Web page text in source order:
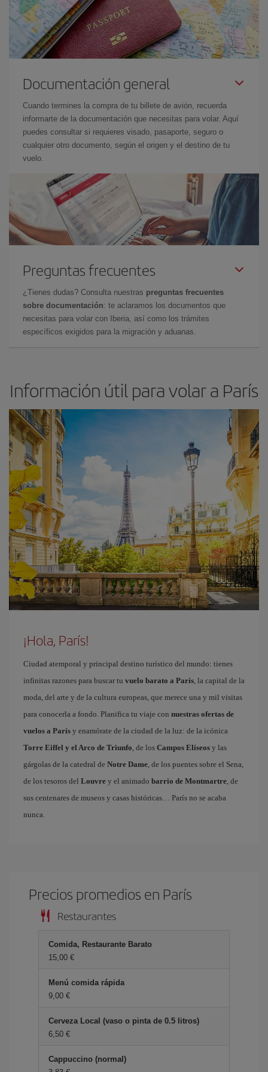
Documentación general
Cuando termines la compra de tu billete de avión, recuerda
informarte de la documentación que necesitas para volar. Aquí
puedes consultar si requieres visado, pasaporte, seguro o
cualquier otro documento, según el origen y el destino de tu
vuelo.
Preguntas frecuentes
¿Tienes dudas? Consulta nuestras preguntas frecuentes
sobre documentación: te aclaramos los documentos que
necesitas para volar con Iberia, así como los trámites
específicos exigidos para la migración y aduanas.
Información útil para volar a París
¡Hola, París!
Ciudad atemporal y principal destino turístico del mundo: tienes
infinitas razones para buscar tu vuelo barato a París, la capital de la
moda, del arte y de la cultura europeas, que merece una y mil visitas
para conocerla a fondo. Planifica tu viaje con nuestras ofertas de
vuelos a París y enamórate de la ciudad de la luz: de la icónica
Torre Eiffel y el Arco de Triunfo, de los Campos Elíseos y las
gárgolas de la catedral de Notre Dame, de los puentes sobre el Sena,
de los tesoros del Louvre y el animado barrio de Montmartre, de
sus centenares de museos y casas históricas… París no se acaba
nunca.
Precios promedios en París
Restaurantes
Comida, Restaurante Barato
15,00 €
Menú comida rápida
9,00 €
Cerveza Local (vaso o pinta de 0.5 litros)
6,50 €
Cappuccino (normal)